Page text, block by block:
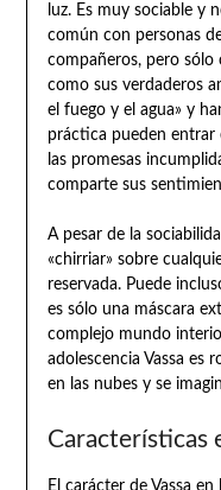
luz. Es muy sociable y
común con personas
compañeros, pero sólo
como sus verdaderos
el fuego y el agua» y
práctica pueden entrar
las promesas
comparte sus
A pesar de la
«chirriar» sobre
reservada. Puede
es sólo una máscara
complejo mundo
adolescencia Vassa es
en las nubes y se
Características